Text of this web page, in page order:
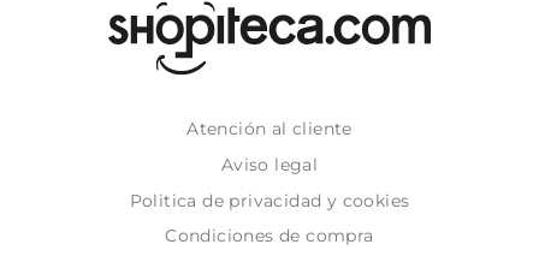
Atención al cliente
Aviso legal
Politica de privacidad y cookies
Condiciones de compra